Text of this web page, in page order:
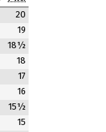
20
19
18½
18
17
16
15½
15